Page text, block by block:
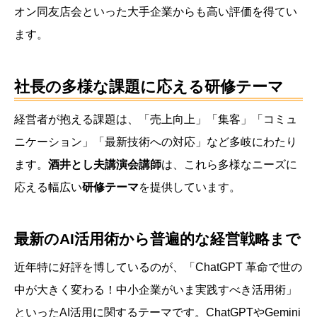
オン同友店会といった大手企業からも高い評価を得てい
ます。
社長の多様な課題に応える研修テーマ
経営者が抱える課題は、「売上向上」「集客」「コミュ
ニケーション」「最新技術への対応」など多岐にわたり
ます。 酒井とし夫講演会講師は、これら多様なニーズに
応える幅広い研修テーマを提供しています。
最新のAI活用術から普遍的な経営戦略まで
近年特に好評を博しているのが、「ChatGPT 革命で世の
中が大きく変わる！中小企業がいま実践すべき活用術」
といったAI活用に関するテーマです。ChatGPTやGemini